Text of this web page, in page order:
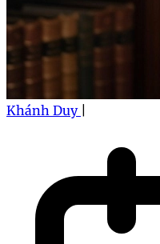
Khánh Duy